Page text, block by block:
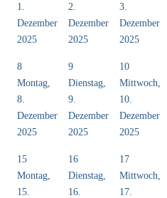
1.
Dezember
2025
2.
Dezember
2025
3.
Dezember
2025
8
Montag,
8.
Dezember
2025
9
Dienstag,
9.
Dezember
2025
10
Mittwoch,
10.
Dezember
2025
15
Montag,
15.
16
Dienstag,
16.
17
Mittwoch,
17.